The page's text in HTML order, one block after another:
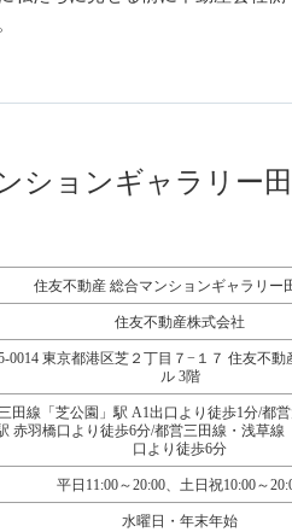
ションギャラリー
住友不動産 総合マンションギャラリー
住友不動産株式会社
0014 東京都港区芝２丁目７−１７ 住友不動
ル 3階
田線「芝公園」駅 A1出口より徒歩1分/都
赤羽橋口より徒歩6分/都営三田線・浅草線
口より徒歩6分
平日11:00～20:00、土日祝10:00～
水曜日・年末年始